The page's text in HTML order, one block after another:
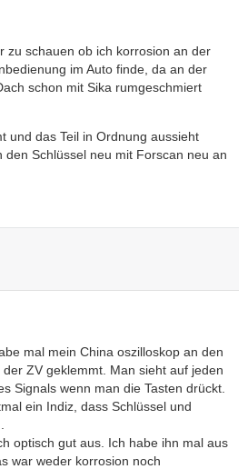
zu schauen ob ich korrosion an der
im Auto finde, da an der
schon mit Sika rumgeschmiert
und das Teil in Ordnung aussieht
den Schlüssel neu mit Forscan neu an
mal mein China oszilloskop an den
ZV geklemmt. Man sieht auf jeden
Signals wenn man die Tasten drückt.
ein Indiz, dass Schlüssel und
optisch gut aus. Ich habe ihn mal aus
war weder korrosion noch